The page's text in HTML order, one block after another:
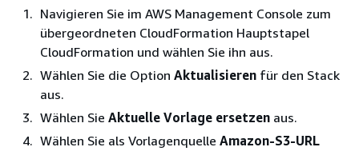
Navigieren Sie im AWS Management Console zum
übergeordneten CloudFormation Hauptstapel
CloudFormation und wählen Sie ihn aus.
Wählen Sie die Option Aktualisieren für den Stack
aus.
Wählen Sie Aktuelle Vorlage ersetzen aus.
Wählen Sie als Vorlagenquelle Amazon-S3-URL